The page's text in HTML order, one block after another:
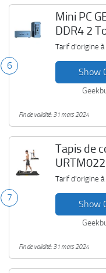
6
Mini PC
DDR4 2
Tarif d'origine à
Show
Fin de validité: 31 mars 2024
7
Tapis de
Tarif d'origine à
Show
Fin de validité: 31 mars 2024